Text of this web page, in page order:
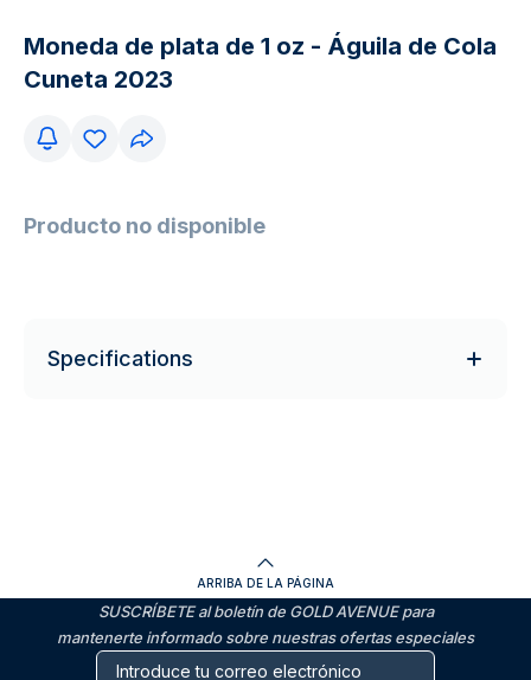
Moneda de plata de 1 oz - Águila de Cola
Cuneta 2023
Producto no disponible
Specifications
ARRIBA DE LA PÁGINA
SUSCRÍBETE al boletín de GOLD AVENUE para
mantenerte informado sobre nuestras ofertas especiales